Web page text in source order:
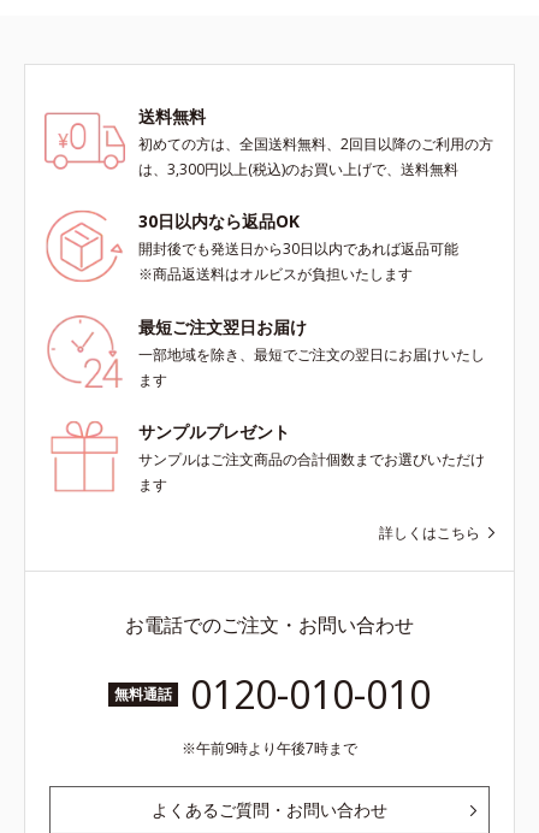
送料無料
初めての方は、全国送料無料、2回目以降のご利用の方
は、3,300円以上(税込)のお買い上げで、送料無料
30日以内なら返品OK
開封後でも発送日から30日以内であれば返品可能
※商品返送料はオルビスが負担いたします
最短ご注文翌日お届け
一部地域を除き、最短でご注文の翌日にお届けいたし
ます
サンプルプレゼント
サンプルはご注文商品の合計個数までお選びいただけ
ます
詳しくはこちら
お電話でのご注文・お問い合わせ
無料通話 0120-010-010
午前9時より午後7時まで
よくあるご質問・お問い合わせ